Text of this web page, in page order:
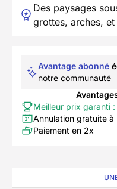
Des paysages
grottes, arches,
Avantage abonné
notre communauté
Meilleur prix garanti :
Annulation gratuite
Paiement en 2x